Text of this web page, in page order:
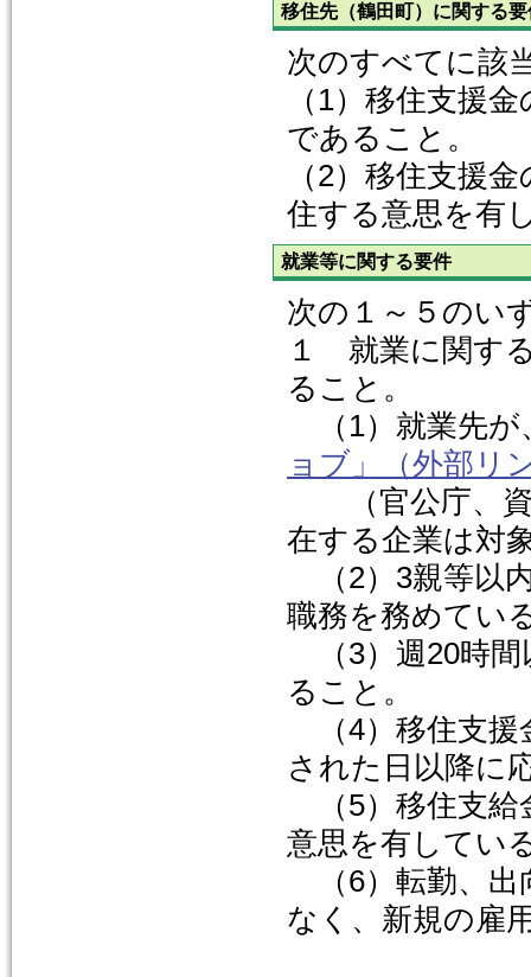
移住先（鶴田町）に関する要
次のすべてに該
（1）移住支援
であること。
（2）移住支援
住する意思を有
就業等に関する要件
次の１～５のい
１ 就業に関す
ること。
（1）就業先が
ョブ」（外部リ
（官公庁、資
在する企業は対
（2）3親等以
職務を務めてい
（3）週20時間
ること。
（4）移住支援
された日以降に
（5）移住支給
意思を有してい
（6）転勤、出
なく、新規の雇